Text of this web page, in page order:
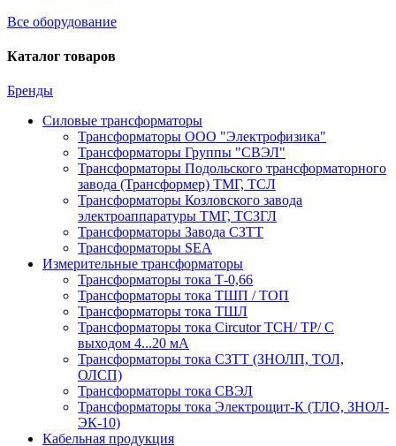
Все оборудование
Каталог товаров
Бренды
Силовые трансформаторы
Трансформаторы ООО "Электрофизика"
Трансформаторы Группы "СВЭЛ"
Трансформаторы Подольского трансформаторного
завода (Трансформер) ТМГ, ТСЛ
Трансформаторы Козловского завода
электроаппаратуры ТМГ, ТСЗГЛ
Трансформаторы Завода СЗТТ
Трансформаторы SEA
Измерительные трансформаторы
Трансформаторы тока Т-0,66
Трансформаторы тока ТШП / ТОП
Трансформаторы тока ТШЛ
Трансформаторы тока Circutor TCH/ TP/ С
выходом 4...20 мА
Трансформаторы тока СЗТТ (ЗНОЛП, ТОЛ,
ОЛСП)
Трансформаторы тока СВЭЛ
Трансформаторы тока Электрощит-К (ТЛО, ЗНОЛ-
ЭК-10)
Кабельная продукция